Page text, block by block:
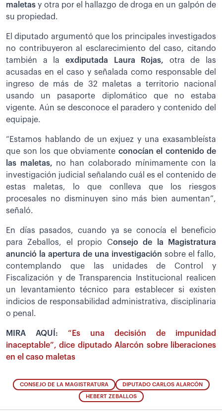
maletas y otra por el hallazgo de droga en un galpón de
su propiedad.
El diputado argumentó que los principales investigados
no contribuyeron al esclarecimiento del caso, citando
también a la exdiputada Laura Rojas, otra de las
acusadas en el caso y señalada como responsable del
ingreso de más de 32 maletas a territorio nacional
usando un pasaporte diplomático que no estaba
vigente. Aún se desconoce el paradero y contenido del
equipaje.
“Estamos hablando de un exjuez y una exasambleísta
que son los que obviamente conocían el contenido de
las maletas, no han colaborado mínimamente con la
investigación judicial señalando cuál es el contenido de
estas maletas, lo que conlleva que los riesgos
procesales no disminuyen sino más bien aumentan”,
señaló.
En días pasados, cuando ya se conocía el beneficio
para Zeballos, el propio Consejo de la Magistratura
anunció la apertura de una investigación sobre el fallo,
contemplando que las unidades de Control y
Fiscalización y de Transparencia Institucional realicen
un levantamiento técnico para establecer si existen
indicios de responsabilidad administrativa, disciplinaria
o penal.
MIRA AQUÍ: “Es una decisión de impunidad
inaceptable”, dice diputado Alarcón sobre liberaciones
en el caso maletas
CONSEJO DE LA MAGISTRATURA DIPUTADO CARLOS ALARCÓN
HEBERT ZEBALLOS